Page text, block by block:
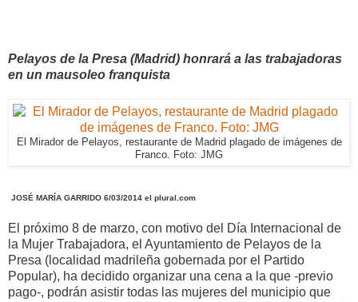
Pelayos de la Presa (Madrid) honrará a las trabajadoras
en un mausoleo franquista
El Mirador de Pelayos, restaurante de Madrid plagado de imágenes de
Franco. Foto: JMG
JOSÉ MARÍA GARRIDO 6/03/2014 el plural.com
El próximo 8 de marzo, con motivo del Día Internacional de
la Mujer Trabajadora, el Ayuntamiento de Pelayos de la
Presa (localidad madrileña gobernada por el Partido
Popular), ha decidido organizar una cena a la que -previo
pago-, podrán asistir todas las mujeres del municipio que